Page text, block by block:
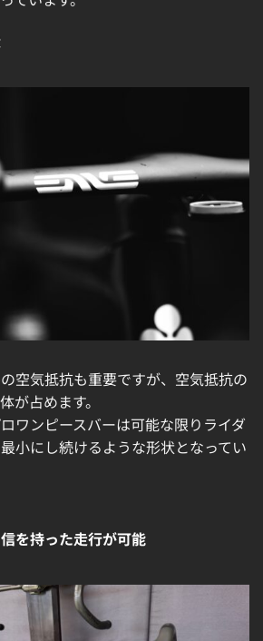
空気抵抗も重要ですが、空気抵抗の
が占めます。
ワンピースバーは可能な限りライダ
小にし続けるような形状となってい
を持った走行が可能